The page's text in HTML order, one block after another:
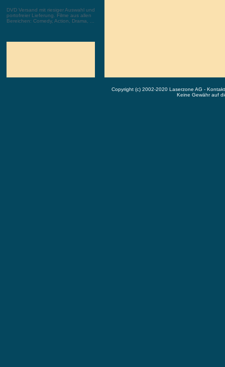
DVD Versand mit riesiger Auswahl und
portofreier Lieferung. Filme aus allen
Bereichen: Comedy, Action, Drama, ...
Copyright (c) 2002-2020 Laserzone AG -
Keine Gewähr auf